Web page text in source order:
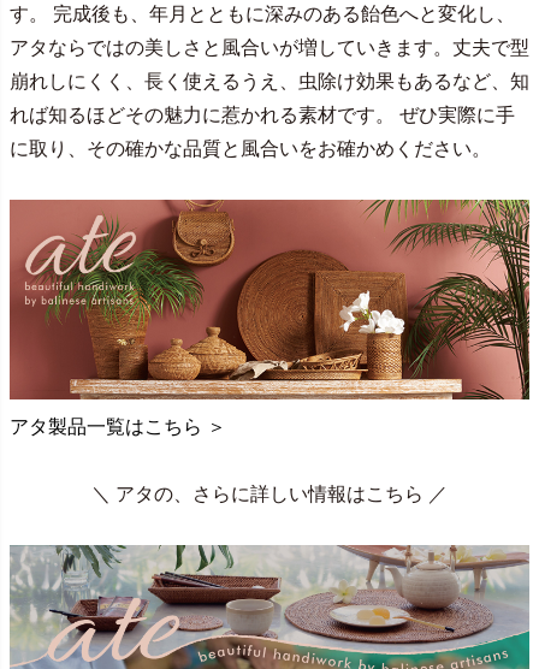
す。 完成後も、年月とともに深みのある飴色へと変化し、
アタならではの美しさと風合いが増していきます。丈夫で型
崩れしにくく、長く使えるうえ、虫除け効果もあるなど、知
れば知るほどその魅力に惹かれる素材です。 ぜひ実際に手
に取り、その確かな品質と風合いをお確かめください。
アタ製品一覧はこちら ＞
＼ アタの、さらに詳しい情報はこちら ／